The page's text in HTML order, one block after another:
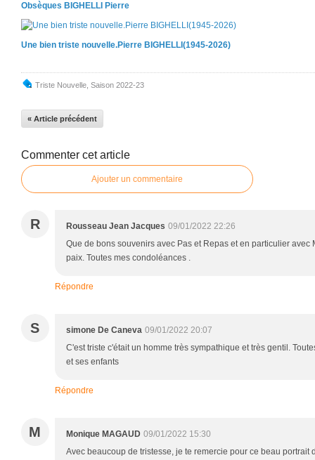
Obsèques BIGHELLI Pierre
Une bien triste nouvelle.Pierre BIGHELLI(1945-2026)
Triste Nouvelle Saison 2022-23
« Article précédent
Commenter cet article
Ajouter un commentaire
R Rousseau Jean Jacques 09/01/2022 22:26
Que de bons souvenirs avec Pas et Repas et en particulier avec
paix. Toutes mes condoléances .
Répondre
S simone De Caneva 09/01/2022 20:07
C'est triste c'était un homme très sympathique et très gentil.
et ses enfants
Répondre
M Monique MAGAUD 09/01/2022 15:30
Avec beaucoup de tristesse, je te remercie pour ce beau portrait